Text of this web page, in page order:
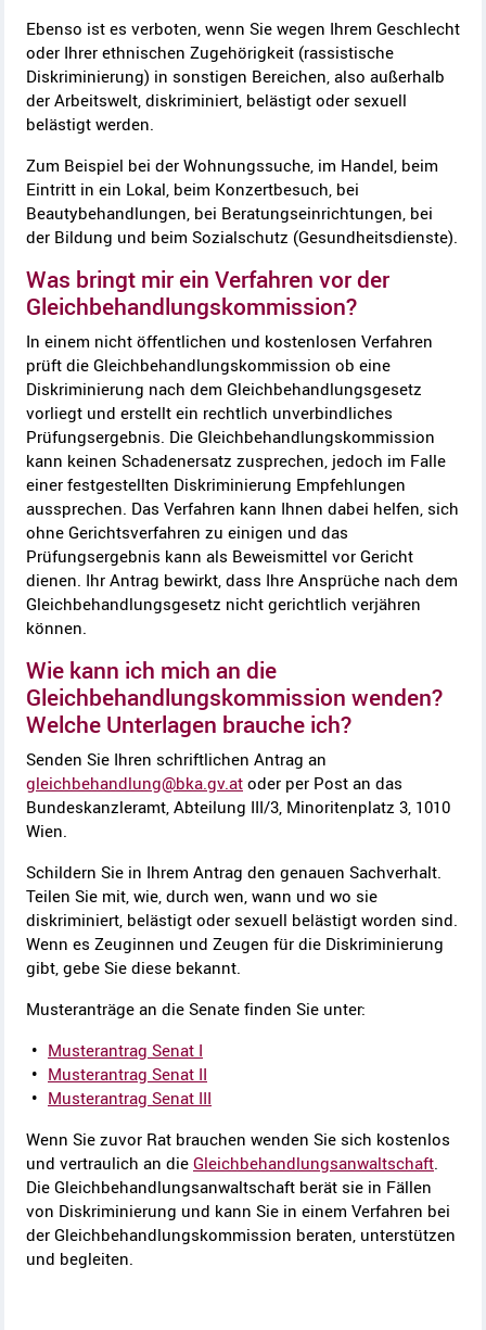
Ebenso ist es verboten, wenn Sie wegen Ihrem Geschlecht
oder Ihrer ethnischen Zugehörigkeit (rassistische
Diskriminierung) in sonstigen Bereichen, also außerhalb
der Arbeitswelt, diskriminiert, belästigt oder sexuell
belästigt werden.
Zum Beispiel bei der Wohnungssuche, im Handel, beim
Eintritt in ein Lokal, beim Konzertbesuch, bei
Beautybehandlungen, bei Beratungseinrichtungen, bei
der Bildung und beim Sozialschutz (Gesundheitsdienste).
Was bringt mir ein Verfahren vor der
Gleichbehandlungskommission?
In einem nicht öffentlichen und kostenlosen Verfahren
prüft die Gleichbehandlungskommission ob eine
Diskriminierung nach dem Gleichbehandlungsgesetz
vorliegt und erstellt ein rechtlich unverbindliches
Prüfungsergebnis. Die Gleichbehandlungskommission
kann keinen Schadenersatz zusprechen, jedoch im Falle
einer festgestellten Diskriminierung Empfehlungen
aussprechen. Das Verfahren kann Ihnen dabei helfen, sich
ohne Gerichtsverfahren zu einigen und das
Prüfungsergebnis kann als Beweismittel vor Gericht
dienen. Ihr Antrag bewirkt, dass Ihre Ansprüche nach dem
Gleichbehandlungsgesetz nicht gerichtlich verjähren
können.
Wie kann ich mich an die
Gleichbehandlungskommission wenden?
Welche Unterlagen brauche ich?
Senden Sie Ihren schriftlichen Antrag an
gleichbehandlung@bka.gv.at oder per Post an das
Bundeskanzleramt, Abteilung III/3, Minoritenplatz 3, 1010
Wien.
Schildern Sie in Ihrem Antrag den genauen Sachverhalt.
Teilen Sie mit, wie, durch wen, wann und wo sie
diskriminiert, belästigt oder sexuell belästigt worden sind.
Wenn es Zeuginnen und Zeugen für die Diskriminierung
gibt, gebe Sie diese bekannt.
Musteranträge an die Senate finden Sie unter:
Musterantrag Senat I
Musterantrag Senat II
Musterantrag Senat III
Wenn Sie zuvor Rat brauchen wenden Sie sich kostenlos
und vertraulich an die Gleichbehandlungsanwaltschaft.
Die Gleichbehandlungsanwaltschaft berät sie in Fällen
von Diskriminierung und kann Sie in einem Verfahren bei
der Gleichbehandlungskommission beraten, unterstützen
und begleiten.